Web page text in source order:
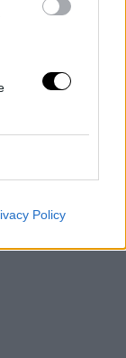
Policy